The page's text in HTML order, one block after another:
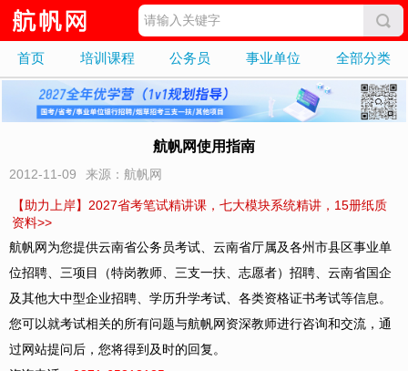
首页 培训课程 公务员 事业单位 全部分类
航帆网使用指南
2012-11-09 来源：航帆网
【助力上岸】2027省考笔试精讲课，七大模块系统精讲，15册纸质
资料>>
航帆网为您提供云南省公务员考试、云南省厅属及各州市县区事业单
位招聘、三项目（特岗教师、三支一扶、志愿者）招聘、云南省国企
及其他大中型企业招聘、学历升学考试、各类资格证书考试等信息。
您可以就考试相关的所有问题与航帆网资深教师进行咨询和交流，通
过网站提问后，您将得到及时的回复。